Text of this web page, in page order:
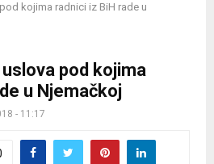
kojima radnici iz BiH rade u
pod kojima
u Njemačkoj
- 11:17